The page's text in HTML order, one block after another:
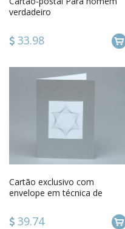
verdadeiro
33.98
Cartão exclusivo com
envelope em técnica de
39.74